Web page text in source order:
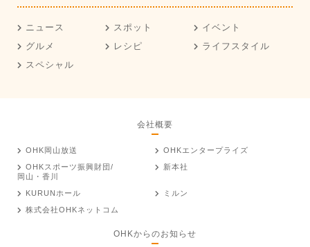
ニュース スポット
イベント
グルメ
レシピ
ライフスタイル
スペシャル
会社概要
OHK岡山放送
OHKエンタープライズ
OHKスポーツ振興財団/
岡山・香川
新本社
KURUNホール
ミルン
株式会社OHKネットコム
OHKからのお知らせ